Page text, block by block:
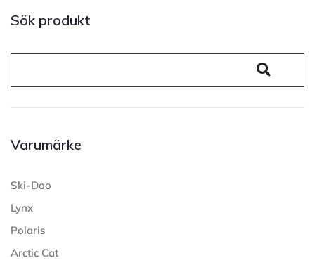
Sök produkt
Varumärke
Ski-Doo
Lynx
Polaris
Arctic Cat